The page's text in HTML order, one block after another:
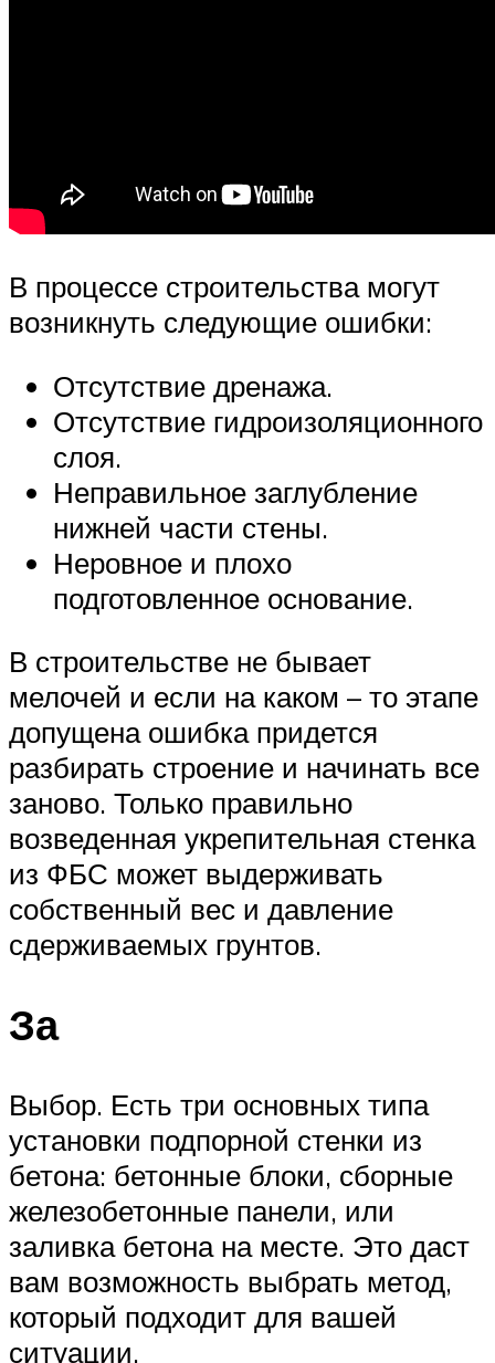
В процессе строительства могут
возникнуть следующие ошибки:
Отсутствие дренажа.
Отсутствие гидроизоляционного
слоя.
Неправильное заглубление
нижней части стены.
Неровное и плохо
подготовленное основание.
В строительстве не бывает
мелочей и если на каком – то этапе
допущена ошибка придется
разбирать строение и начинать все
заново. Только правильно
возведенная укрепительная стенка
из ФБС может выдерживать
собственный вес и давление
сдерживаемых грунтов.
За
Выбор. Есть три основных типа
установки подпорной стенки из
бетона: бетонные блоки, сборные
железобетонные панели, или
заливка бетона на месте. Это даст
вам возможность выбрать метод,
который подходит для вашей
ситуации.